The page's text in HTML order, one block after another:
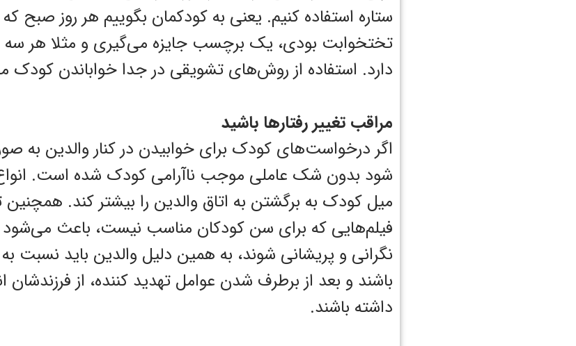
ستاره استفاده کنیم. یعنی به کودکمان بگوییم هر روز صبح
تختخوابت بودی، یک برچسب جایزه می‌گیری و مثلا هر
دارد. استفاده از روش‌های تشویقی در جدا خواباندن کودک
مراقب تغییر رفتارها باشید
اگر درخواست‌های کودک برای خوابیدن در کنار والدین به
شود بدون شک عاملی موجب ناآرامی کودک شده است.
میل کودک به برگشتن به اتاق والدین را بیشتر کند.
فیلم‌هایی که برای سن کودکان مناسب نیست، باعث می‌شود
نگرانی و پریشانی شوند، به همین دلیل والدین باید نسبت
باشند و بعد از برطرف شدن عوامل تهدید کننده، از فرزندشان
داشته باشند.